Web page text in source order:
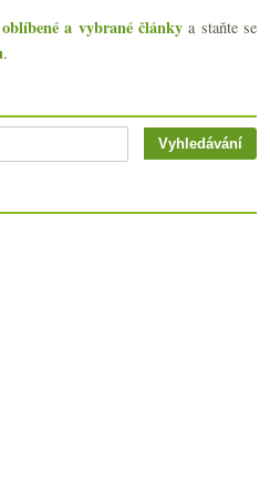
oblíbené a vybrané články a staňte se
.